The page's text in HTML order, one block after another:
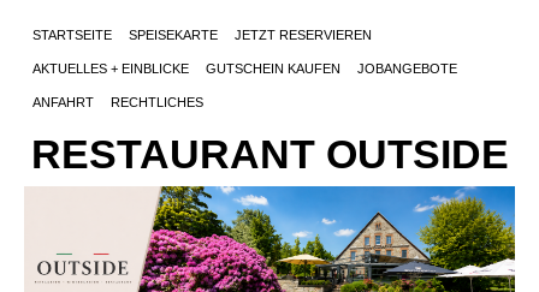
STARTSEITE SPEISEKARTE JETZT RESERVIEREN
AKTUELLES + EINBLICKE GUTSCHEIN KAUFEN JOBANGEBOTE
ANFAHRT RECHTLICHES
RESTAURANT OUTSIDE